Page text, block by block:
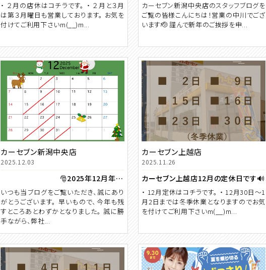
・ ２月の店休はコチラです。 ・ ２月と３月
は第３月曜日も営業しております。 お気を
付けてご利用下さいm(__)m...
カーセブン新潟中央店のスタッフブログを
ご覧の皆様こんにちは！営業の中川でござ
います🫡 謹んで新年のご挨拶を申...
カーセブン新潟中央店
2025.12.03
🎅2025年12月年末年始休業のご案内🎍
いつも当ブログをご覧いただき、誠にあり
がとうございます。 早いもので、今年も残
すところあとわずかとなりました。 誠に勝
手ながら、弊社...
カーセブン上越店
2025.11.26
カーセブン上越店12月の定休日です🔊
・ 12月定休はコチラです。 ・ 12月30日～1
月2日までは冬季休業となりますのでお気
を付けてご利用下さいm(__)m...